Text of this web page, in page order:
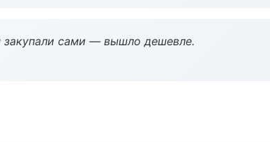
сами — вышло дешевле.